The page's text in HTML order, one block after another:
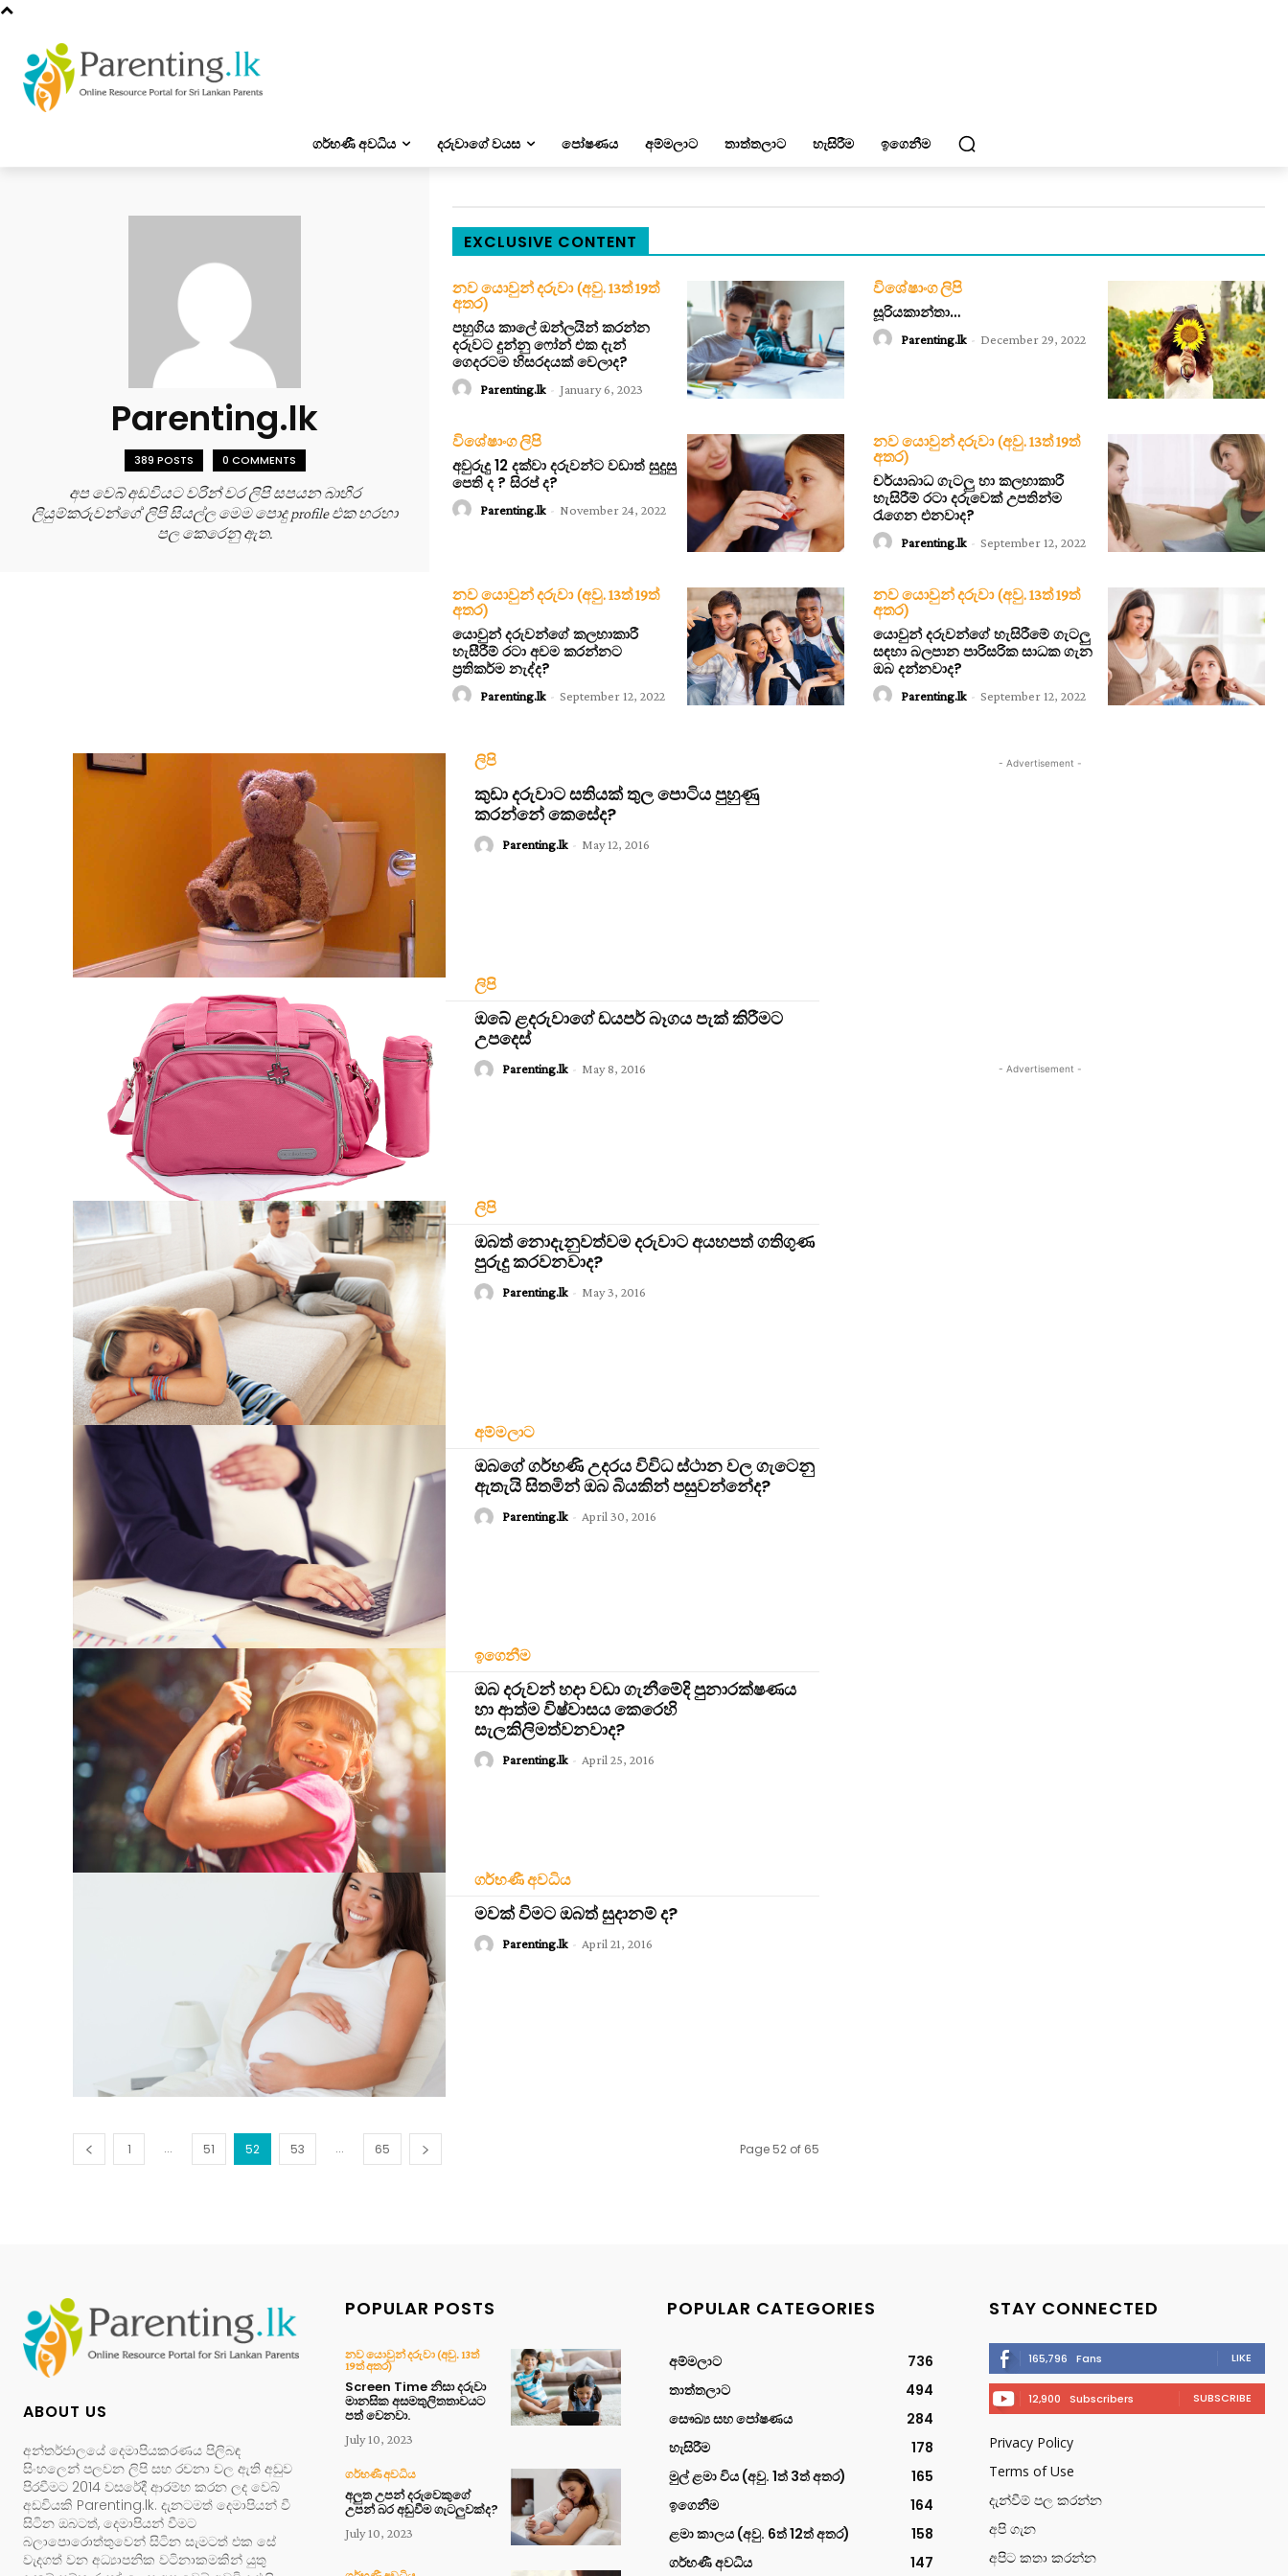
ගර්භණී අවධිය දරුවාගේ වයස පෝෂණය අම්මලාට තාත්තලාට හැසිරීම ඉගෙනීම
Parenting.lk
389 POSTS 0 COMMENTS
අප වෙබ් අඩවියට වරින් වර ලිපි සපයන බාහිර
ලියුම්කරුවන්ගේ ලිපි සියල්ල මෙම පොදු profile එක හරහා
පල කෙරෙනු ඇත.
EXCLUSIVE CONTENT
නව යොවුන් දරුවා (අවු. 13ත් 19ත්
අතර)
පහුගිය කාලේ ඔන්ලයින් කරන්න
දරුවට දුන්නු ෆෝන් එක දැන්
ගෙදරටම හිසරදයක් වෙලාද?
Parenting.lk - January 6, 2023
විශේෂාංග ලිපි
සූරියකාන්තා…
Parenting.lk - December 29, 2022
විශේෂාංග ලිපි
අවුරුදු 12 දක්වා දරුවන්ට වඩාත් සුදුසු
පෙති ද ? සිරප් ද?
Parenting.lk - November 24, 2022
නව යොවුන් දරුවා (අවු. 13ත් 19ත්
අතර)
චර්යාබාධ ගැටලු හා කලහාකාරී
හැසිරීම් රටා දරුවෙක් උපතින්ම
රැගෙන එනවාද?
Parenting.lk - September 12, 2022
නව යොවුන් දරුවා (අවු. 13ත් 19ත්
අතර)
යොවුන් දරුවන්ගේ කලහාකාරී
හැසීරීම් රටා අවම කරන්නට
ප්‍රතිකර්ම නැද්ද?
Parenting.lk - September 12, 2022
නව යොවුන් දරුවා (අවු. 13ත් 19ත්
අතර)
යොවුන් දරුවන්ගේ හැසිරීමේ ගැටලු
සඳහා බලපාන පාරිසරික සාධක ගැන
ඔබ දන්නවාද?
Parenting.lk - September 12, 2022
ලිපි
කුඩා දරුවාට සතියක් තුල පොටිය පුහුණු
කරන්නේ කෙසේද?
Parenting.lk - May 12, 2016
ලිපි
ඔබේ ළදරුවාගේ ඩයපර් බෑගය පැක් කිරීමට
උපදෙස්
Parenting.lk - May 8, 2016
ලිපි
ඔබත් නොදැනුවත්වම දරුවාට අයහපත් ගතිගුණ
පුරුදු කරවනවාද?
Parenting.lk - May 3, 2016
අම්මලාට
ඔබගේ ගර්භණි උදරය විවිධ ස්ථාන වල ගැටෙනු
ඇතැයි සිතමින් ඔබ බියකින් පසුවන්නේද?
Parenting.lk - April 30, 2016
ඉගෙනීම
ඔබ දරුවන් හදා වඩා ගැනීමේදි පුනාරක්ෂණය
හා ආත්ම විෂ්වාසය කෙරෙහි
සැලකිලිමත්වනවාද?
Parenting.lk - April 25, 2016
ගර්භණී අවධිය
මවක් විමට ඔබත් සුදානම් ද?
Parenting.lk - April 21, 2016
1 ... 51 52 53 ... 65 Page 52 of 65
- Advertisement -
- Advertisement -
ABOUT US
අන්තර්ජාලයේ දෙමාපියකරණය පිලිබඳ
සිංහලෙන් පලවන ලිපි සහ රචනා වල ඇති අඩුව
පිරවීමට 2014 වසරේදී ආරම්භ කරන ලද වෙබ්
අඩවියකි Parenting.lk. දැනටමත් දෙමාපියන් වී
සිටින ඔබටත්, දෙමාපියන් වීමට
බලාපොරොත්තුවෙන් සිටින සැමටත් එක සේ
වැදගත් වන අධ්‍යාපනික වටිනාකමකින් යුතු
POPULAR POSTS
නව යොවුන් දරුවා (අවු. 13ත්
19ත් අතර)
Screen Time නිසා දරුවා
මානසික අසමතුලිතතාවයට
පත් වෙනවා.
July 10, 2023
ගර්භණී අවධිය
අලුත උපන් දරුවෙකුගේ
උපන් බර අඩුවීම ගැටලුවක්ද?
July 10, 2023
POPULAR CATEGORIES
අම්මලාට
736
තාත්තලාට
494
සෞඛ්‍ය සහ පෝෂණය
284
හැසිරීම
178
මුල් ළමා විය (අවු. 1ත් 3ත් අතර)
165
ඉගෙනීම
164
ළමා කාලය (අවු. 6ත් 12ත් අතර)
158
ගර්භණී අවධිය
147
STAY CONNECTED
165,796 Fans LIKE
12,900 Subscribers SUBSCRIBE
Privacy Policy
Terms of Use
දැන්වීම් පල කරන්න
අපි ගැන
අපිට කතා කරන්න